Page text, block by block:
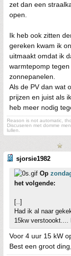
zet dan een
open.
Ik heb ook zitten
gereken kwam ik
uitmaakt omdat ik
warmtepomp
zonnepanelen.
Als de PV dan wat
prijzen en juist als
heb meer nodig
Reason is not automatic,
Discuseren met domme
lullen.
sjorsie1982
Op
het volgende:
[..]
Had ik al naar
15kw verstoookt....
Voor 4 uur 15 kW
Best een groot